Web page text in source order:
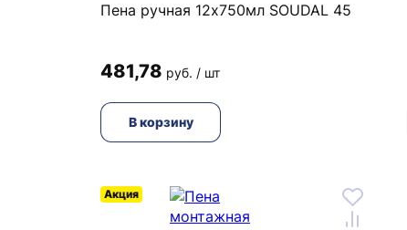
Пена ручная 12х750мл SOUDAL 45
481,78 руб. / шт
В корзину
Акция